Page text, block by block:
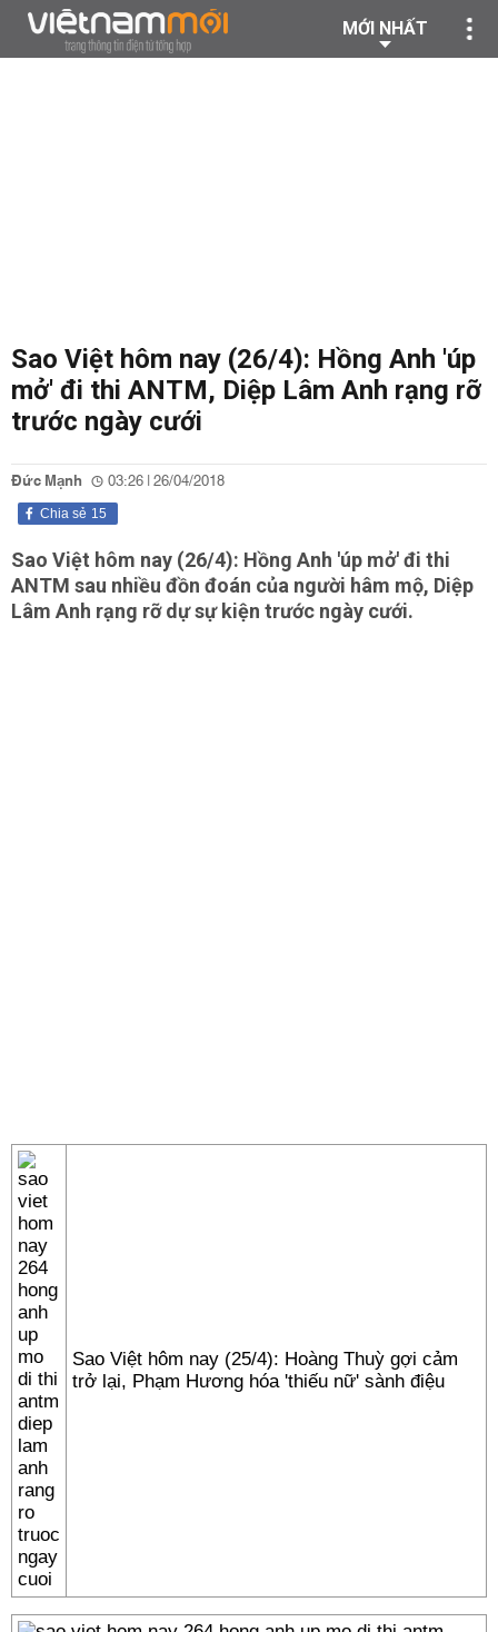
MỚI NHẤT
Sao Việt hôm nay (26/4): Hồng Anh 'úp
mở' đi thi ANTM, Diệp Lâm Anh rạng rỡ
trước ngày cưới
Đức Mạnh 03:26 | 26/04/2018
15
Chia sẻ
Sao Việt hôm nay (26/4): Hồng Anh 'úp mở' đi thi
ANTM sau nhiều đồn đoán của người hâm mộ, Diệp
Lâm Anh rạng rỡ dự sự kiện trước ngày cưới.
Sao Việt hôm nay (25/4): Hoàng Thuỳ gợi cảm
trở lại, Phạm Hương hóa 'thiếu nữ' sành điệu